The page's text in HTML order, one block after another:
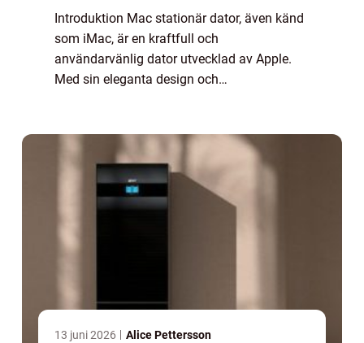
Introduktion Mac stationär dator, även känd
som iMac, är en kraftfull och
användarvänlig dator utvecklad av Apple.
Med sin eleganta design och
valen för både privatpersoner och ...
13 juni 2026 Alice Pettersson